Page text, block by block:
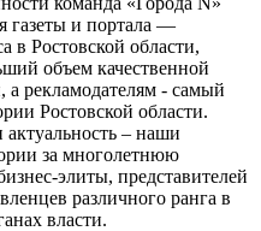
газеты и портала —
в Ростовской области,
объем качественной
рекламодателям - самый
Ростовской области.
актуальность – наши
за многолетнюю
элиты, представителей
различного ранга в
власти.